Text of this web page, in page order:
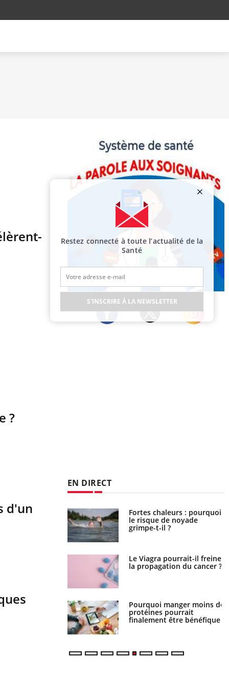
?
d'un
EN DIRECT
empêche-t-elle de
votre ventre
Fortes chaleurs : pourquoi
le risque de noyade
grimpe-t-il ?
Le Viagra pourrait-il freiner
la propagation du cancer ?
Pourquoi manger moins de
protéines pourrait
finalement être bénéfique
Restez connecté à toute l’actualité de la
Santé
S'INSCRIRE À LA NEWSLETTER